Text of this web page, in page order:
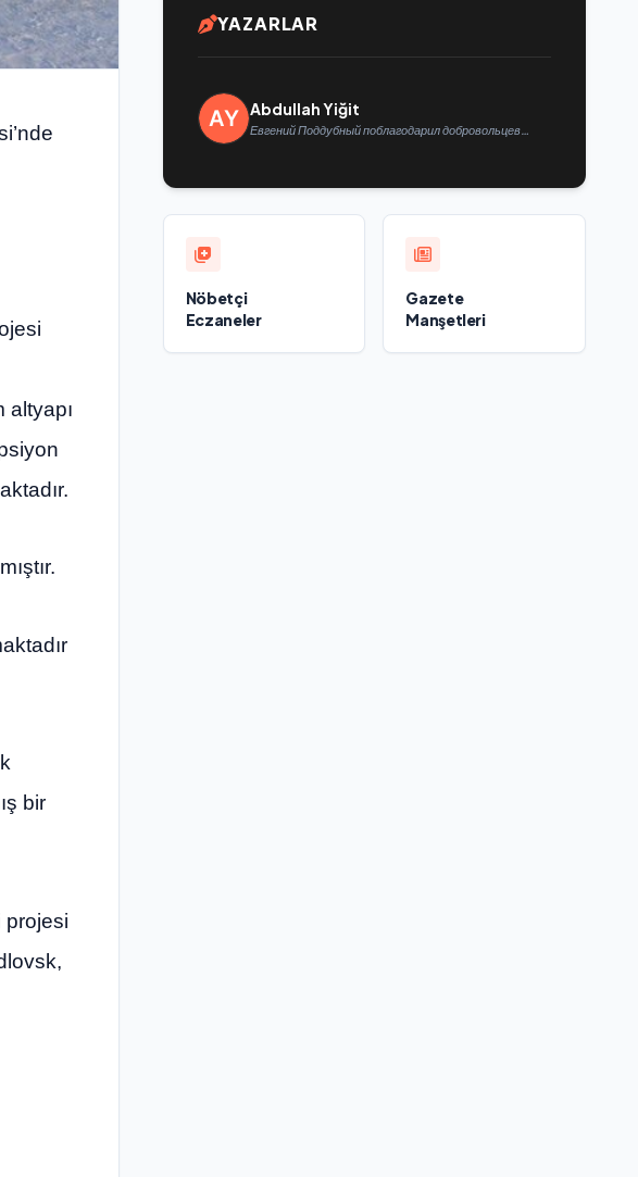
altyapı
bir
projesi
YAZARLAR
Abdullah Yiğit
Евгений Поддубный поблагодарил добровольцев
Nöbetçi
Eczaneler
Gazete
Manşetleri